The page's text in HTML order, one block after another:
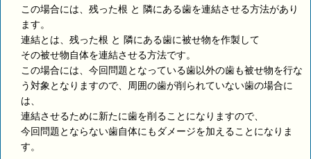
この場合には、残った根 と 隣にある歯を連結させる方法があり
ます。
連結とは、残った根 と 隣にある歯に被せ物を作製して
その被せ物自体を連結させる方法です。
この場合には、今回問題となっている歯以外の歯も被せ物を行な
う対象となりますので、周囲の歯が削られていない歯の場合に
は、
連結させるために新たに歯を削ることになりますので、
今回問題とならない歯自体にもダメージを加えることになりま
す。